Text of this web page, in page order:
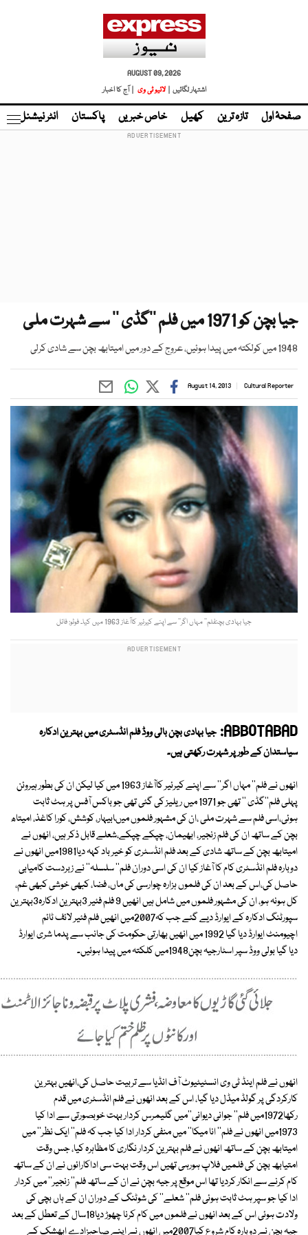
AUGUST 09, 2026
اشتہار لگائیں |
لائیو ٹی وی | آج کا اخبار
صفحۂ اول تازہ ترین کھیل خاص خبریں پاکستان انٹر نیشنل
جیا بچن کو 1971 میں فلم ’’گڈی ‘‘ سے شہرت ملی
1948 میں کولکتہ میں پیدا ہوئیں، عروج کے دور میں امیتابھ بچن سے شادی کرلی
Cultural Reporter
August 14, 2013
جیا بہادی بچنفلم’’ مہاں اگر‘‘ سے اپنے کیرئیر کاآغاز 1963 میں کیا۔ فوٹو: فائل
ABBOTABAD: جیا بہادی بچن بالی ووڈ فلم انڈسٹری میں بہترین ادکارہ
سیاستدان کے طور پر شہرت رکھتی ہیں۔
انھوں نے فلم'' مہاں اگر'' سے اپنے کیرئیر کاآغاز 1963 میں کیا لیکن ان کی بطور ہیروئن
پہلی فلم''گڈی '' تھی جو 1971 میں ریلیز کی گئی تھی جو باکس آفس پر ہٹ ثابت
ہوئی،اسی فلم سے شہرت ملی ،ان کی مشہور فلموں میںابیہار، کوشش، کورا کاغذ، امیتاھ
بچن کے ساتھ ان کی فلم زنجیر، ابھیمان، چپکے چپکے،شعلے قابل ذکر ہیں، انھوں نے
امیتابھ بچن کے ساتھ شادی کے بعد فلم انڈسٹری کو خیر باد کہہ دیا1981میں انھوں نے
دوبارہ فلم انڈسٹری کام کا آغاز کیا ان کی اسی دوران فلم'' سلسلہ'' نے زبردست کامیابی
حاصل کی،اس کے بعد ان کی فلموں ہزارہ چوارسی کی ماں، فضا، کبھی خوشی کبھی غم،
کل ہونہ ہو، ان کی مشہور فلموں میں شامل ہیں انھیں 9 فلم فئیر 3بہترین ادکارہ3بہترین
سپورٹنگ ادکارہ کے ایوارڈ دیے گئے جب کہ2007میں انھیں فلم فئیر لائف ٹائم
اچیومنٹ ایوارڈ دیا گیا 1992 میں انھیں بھارتی حکومت کی جانب سے پدما شری ایوارڈ
دیا گیا بولی ووڈ سپر اسٹارجیہ بچن1948میں کلکتہ میں پیدا ہوئیں۔
انھوں نے فلم اینڈ ٹی وی انسٹیٹیوٹ آف انڈیا سے تربیت حاصل کی،انھیں بہترین
کارکردگی پر گولڈ میڈل دیا گیا، اس کے بعد انھوں نے فلم انڈسٹری میں قدم
رکھا1972میں فلم'' جوانی دیوانی''میں گلیمرس کردار بہت خوبصورتی سے ادا کیا
1973میں انھوں نے فلم'' انا میکا'' میں منفی کردار ادا کیا جب کہ فلم'' ایک نظر'' میں
امیتابھ بچن کے ساتھ انھوں نے فلم بہترین کردار نگاری کا مظاہرہ کیا، جس وقت
امتیابھ بچن کی فلمیں فلاپ ہورہی تھیں اس وقت بہت سی اداکارائوں نے ان کے ساتھ
کام کرنے سے انکار کردیا تھا اس موقع پر جیہ بچن نے ان کے ساتھ فلم'' زنجیر'' میں کردار
ادا کیا جو سپر ہٹ ثابت ہوئی فلم'' شعلے'' کی شوٹنگ کے دوران ان کے ہاں بچی کی
ولادت ہوئی اس کے بعد انھوں نے فلموں میں کام کرنا چھوڑ دیا18سال کے تعطل کے بعد
جیہ بچن نے دوبارہ کام شروع کیا2007میں انھوں نے اپنے صاحبزادے ابھشک کے